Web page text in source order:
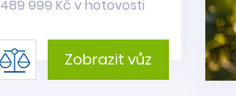
489 999 Kč v hotovosti
Zobrazit vůz